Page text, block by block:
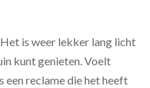
is weer lekker lang licht
kunt genieten. Voelt
een reclame die het heeft